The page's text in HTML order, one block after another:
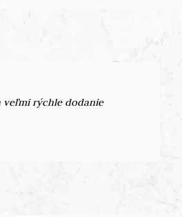
veľmi rýchle dodanie